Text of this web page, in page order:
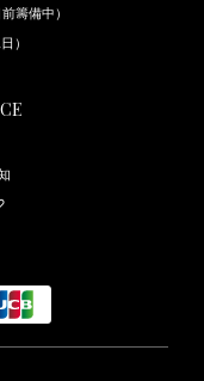
籌備中）
）